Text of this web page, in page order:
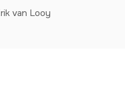
van Looy